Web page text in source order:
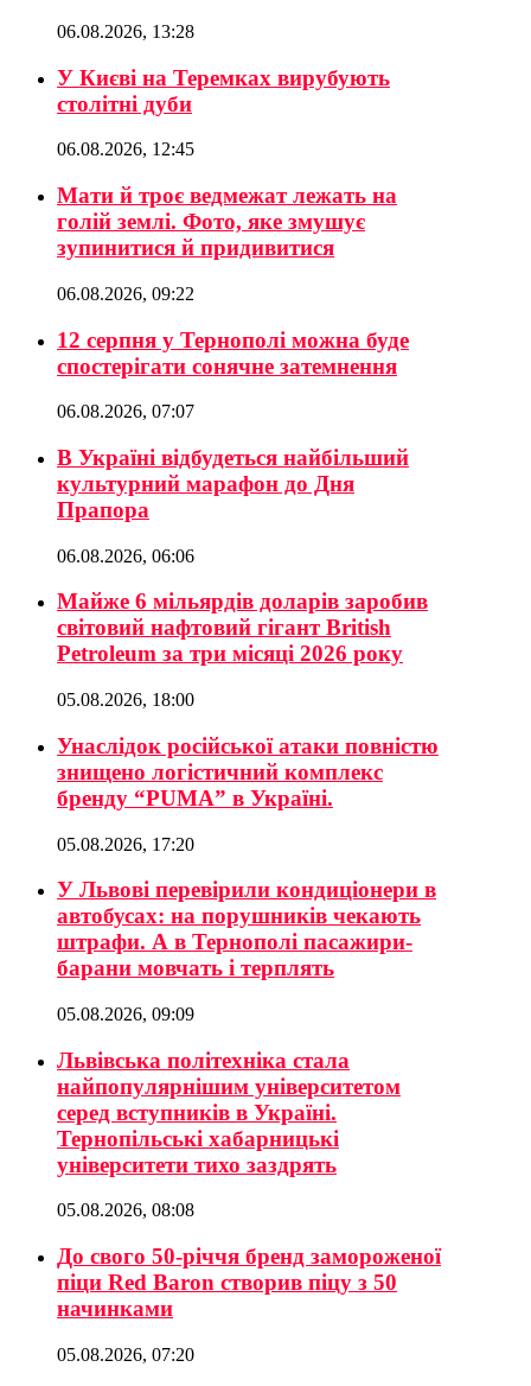
06.08.2026, 13:28
У Києві на Теремках вирубують
столітні дуби
06.08.2026, 12:45
Мати й троє ведмежат лежать на
голій землі. Фото, яке змушує
зупинитися й придивитися
06.08.2026, 09:22
12 серпня у Тернополі можна буде
спостерігати сонячне затемнення
06.08.2026, 07:07
В Україні відбудеться найбільший
культурний марафон до Дня
Прапора
06.08.2026, 06:06
Майже 6 мільярдів доларів заробив
світовий нафтовий гігант British
Petroleum за три місяці 2026 року
05.08.2026, 18:00
Унаслідок російської атаки повністю
знищено логістичний комплекс
бренду “PUMA” в Україні.
05.08.2026, 17:20
У Львові перевірили кондиціонери в
автобусах: на порушників чекають
штрафи. А в Тернополі пасажири-
барани мовчать і терплять
05.08.2026, 09:09
Львівська політехніка стала
найпопулярнішим університетом
серед вступників в Україні.
Тернопільські хабарницькі
університети тихо заздрять
05.08.2026, 08:08
До свого 50-річчя бренд замороженої
піци Red Baron створив піцу з 50
начинками
05.08.2026, 07:20